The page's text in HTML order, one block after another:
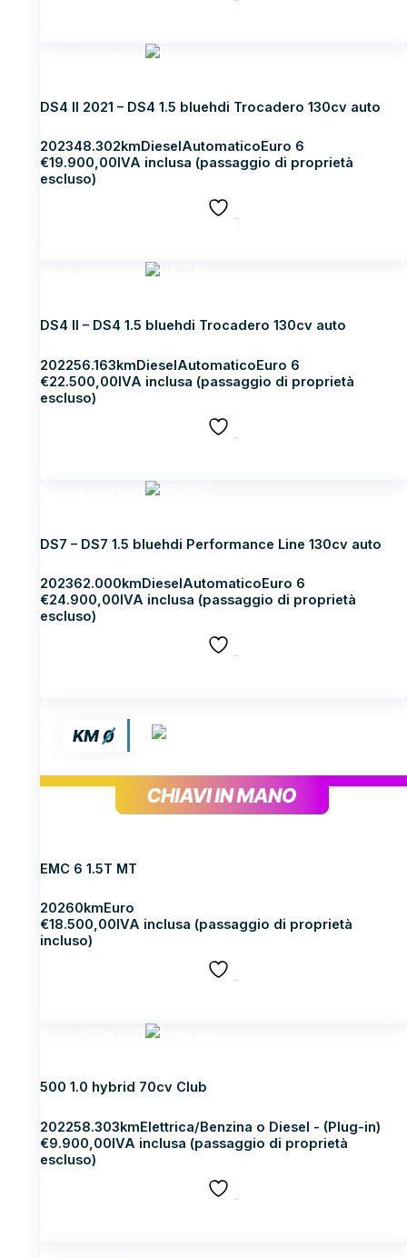
DS4 II 2021 – DS4 1.5 bluehdi Trocadero 130cv auto
202348.302kmDiesel AutomaticoEuro 6
€19.900,00 IVA inclusa (passaggio di proprietà
escluso)
DS4 II – DS4 1.5 bluehdi Trocadero 130cv auto
202256.163kmDieselAutomaticoEuro 6
€22.500,00IVA inclusa (passaggio di proprietà
escluso)
DS7 – DS7 1.5 bluehdi Performance Line 130cv auto
202362.000kmDiesel AutomaticoEuro 6
€24.900,00 IVA inclusa (passaggio di proprietà
escluso)
EMC 6 1.5T MT
20260kmEuro
€18.500,00 IVA inclusa (passaggio di proprietà
incluso)
500 1.0 hybrid 70cv Club
202258.303kmElettrica/Benzina o Diesel - (Plug-in)
€9.900,00IVA inclusa (passaggio di proprietà
escluso)